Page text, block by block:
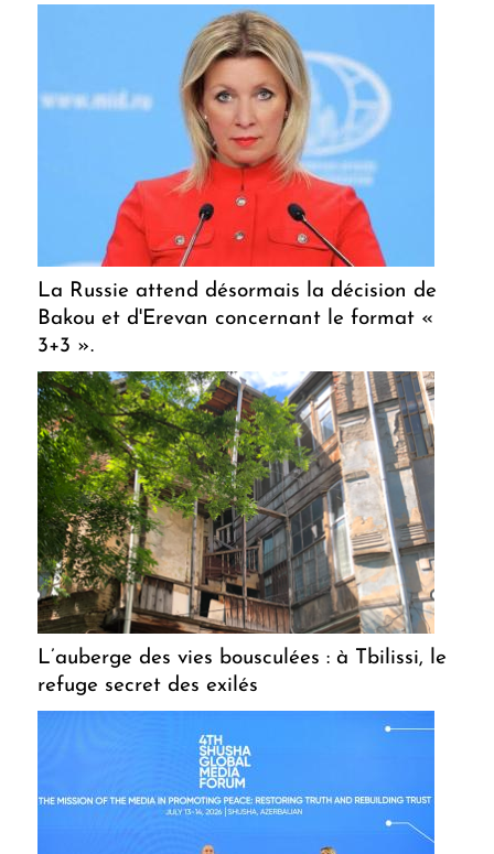
La Russie attend désormais la décision de
Bakou et d'Erevan concernant le format «
3+3 ».
L’auberge des vies bousculées : à Tbilissi, le
refuge secret des exilés